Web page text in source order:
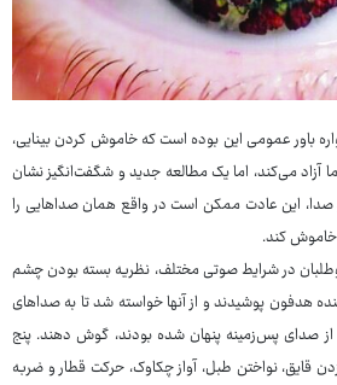
باور عمومی این بوده است که خاموش کردن بینایی،
آزاد می‌کند، اما یک مطالعه جدید و شگفت‌انگیز نشان
این عادت ممکن است در واقع همان صداهایی را
خاموش کند.
در شرایط صوتی مختلف، نظریه بسته بودن چشم
۲۵ شرکت‌کننده هدفون پوشیدند و از آنها خواسته شد تا به صداهای
صدای پس‌زمینه پنهان شده بودند، گوش دهند. پنج
قایق، نواختن طبل، آواز چکاوک، حرکت قطار و ضربه